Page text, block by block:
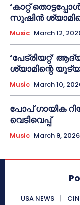
‘കാറ്റ്
സുഷിൻ
Music March 12,
‘പേട്രിയറ്റ്’
ശ്യാമിന്റെ
Music March 10,
പോപ് ഗായിക
വെടിവെപ്പ്
Music March 9, 2026
USA NEWS